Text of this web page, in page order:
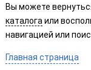
Вы можете
каталога или
навигацией или
Главная страница